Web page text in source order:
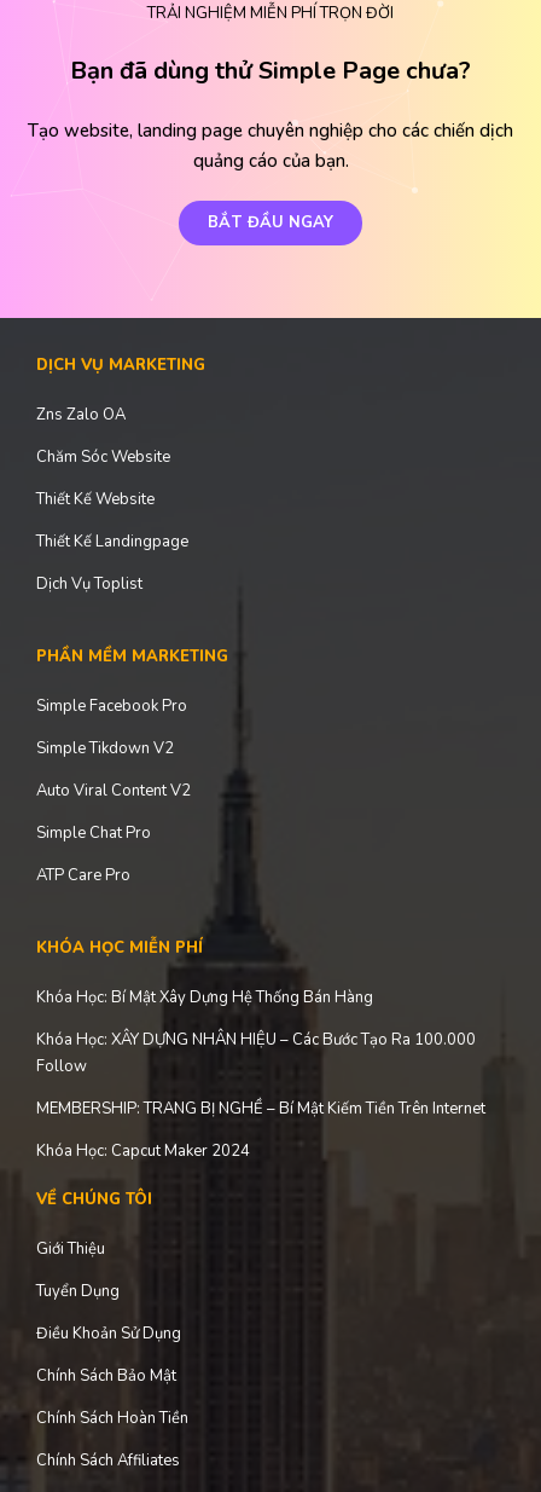
TRẢI NGHIỆM MIỄN PHÍ TRỌN ĐỜI
Bạn đã dùng thử Simple Page chưa?
Tạo website, landing page chuyên nghiệp cho các chiến dịch
quảng cáo của bạn.
BẮT ĐẦU NGAY
DỊCH VỤ MARKETING
Zns Zalo OA
Chăm Sóc Website
Thiết Kế Website
Thiết Kế Landingpage
Dịch Vụ Toplist
PHẦN MỀM MARKETING
Simple Facebook Pro
Simple Tikdown V2
Auto Viral Content V2
Simple Chat Pro
ATP Care Pro
KHÓA HỌC MIỄN PHÍ
Khóa Học: Bí Mật Xây Dựng Hệ Thống Bán Hàng
Khóa Học: XÂY DỰNG NHÂN HIỆU – Các Bước Tạo Ra 100.000
Follow
MEMBERSHIP: TRANG BỊ NGHỀ – Bí Mật Kiếm Tiền Trên Internet
Khóa Học: Capcut Maker 2024
VỀ CHÚNG TÔI
Giới Thiệu
Tuyển Dụng
Điều Khoản Sử Dụng
Chính Sách Bảo Mật
Chính Sách Hoàn Tiền
Chính Sách Affiliates